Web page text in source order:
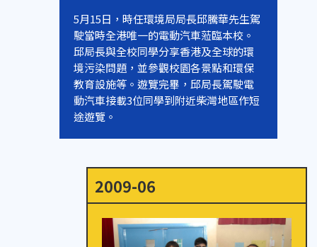
5月15日，時任環境局局長邱騰華先生駕
駛當時全港唯一的電動汽車蒞臨本校。
邱局長與全校同學分享香港及全球的環
境污染問題，並參觀校園各景點和環保
教育設施等。遊覽完畢，邱局長駕駛電
動汽車接載3位同學到附近柴灣地區作短
途遊覽。
2009-06